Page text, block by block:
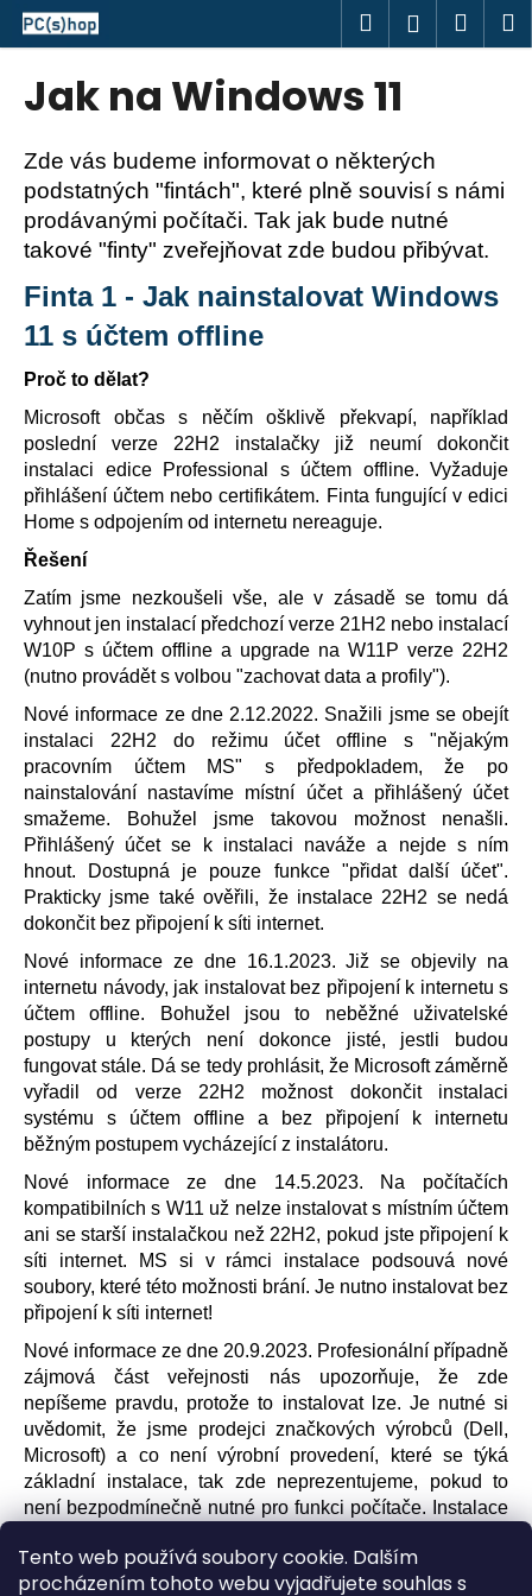
Tento web používá soubory cookie. Dalším
procházením tohoto webu vyjadřujete souhlas s
Přejít
obsah
Hledat
Jak na Windows 11
Zde vás budeme informovat o některých
podstatných "fintách", které plně souvisí s námi
prodávanými počítači. Tak jak bude nutné
takové "finty" zveřejňovat zde budou přibývat.
Finta 1 - Jak nainstalovat Windows
11 s účtem offline
Proč to dělat?
Microsoft občas s něčím ošklivě překvapí, například
poslední verze 22H2 instalačky již neumí dokončit
instalaci edice Professional s účtem offline. Vyžaduje
přihlášení účtem nebo certifikátem. Finta fungující v edici
Home s odpojením od internetu nereaguje.
Řešení
Zatím jsme nezkoušeli vše, ale v zásadě se tomu dá
vyhnout jen instalací předchozí verze 21H2 nebo instalací
W10P s účtem offline a upgrade na W11P verze 22H2
(nutno provádět s volbou "zachovat data a profily").
Nové informace ze dne 2.12.2022. Snažili jsme se obejít
instalaci 22H2 do režimu účet offline s "nějakým
pracovním účtem MS" s předpokladem, že po
nainstalování nastavíme místní účet a přihlášený účet
smažeme. Bohužel jsme takovou možnost nenašli.
Přihlášený účet se k instalaci naváže a nejde s ním
hnout. Dostupná je pouze funkce "přidat další účet".
Prakticky jsme také ověřili, že instalace 22H2 se nedá
dokončit bez připojení k síti internet.
Nové informace ze dne 16.1.2023. Již se objevily na
internetu návody, jak instalovat bez připojení k internetu s
účtem offline. Bohužel jsou to neběžné uživatelské
postupy u kterých není dokonce jisté, jestli budou
fungovat stále. Dá se tedy prohlásit, že Microsoft záměrně
vyřadil od verze 22H2 možnost dokončit instalaci
systému s účtem offline a bez připojení k internetu
běžným postupem vycházející z instalátoru.
Nové informace ze dne 14.5.2023. Na počítačích
kompatibilních s W11 už nelze instalovat s místním účtem
ani se starší instalačkou než 22H2, pokud jste připojení k
síti internet. MS si v rámci instalace podsouvá nové
soubory, které této možnosti brání. Je nutno instalovat bez
připojení k síti internet!
Nové informace ze dne 20.9.2023. Profesionální případně
zájmová část veřejnosti nás upozorňuje, že zde
nepíšeme pravdu, protože to instalovat lze. Je nutné si
uvědomit, že jsme prodejci značkových výrobců (Dell,
Microsoft) a co není výrobní provedení, které se týká
základní instalace, tak zde neprezentujeme, pokud to
není bezpodmínečně nutné pro funkci počítače. Instalace
veřejnost podporovat nechce, tak to respektujeme.
o
o
p
o
t
ř
e
b
u
j
e
t
e
n
a
j
í
t
?
HLEDAT
D
o
p
o
r
u
č
u
j
e
m
e
DELL
PRECISION
3431
SFF
I5-
9500
W11
PRO
-
INTEL
9GEN
8
500